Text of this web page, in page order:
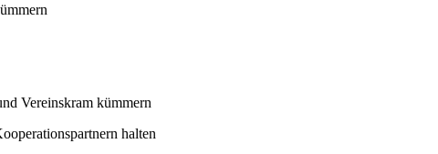
Vereinskram kümmern
halten